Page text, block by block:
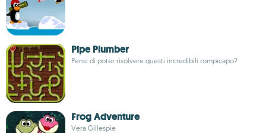
Pipe Plumber
Pensi di poter risolvere questi incredibili rompicapo?
Frog Adventure
Vera Gillespie